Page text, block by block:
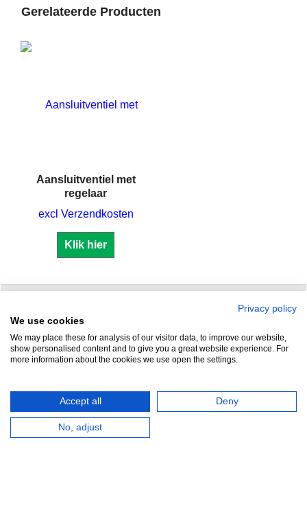
Gerelateerde Producten
Aansluitventiel met
regelaar
excl Verzendkosten
Klik hier
Zuidersluisweg 42
8243 RC Lelystad
Tel: +31(0)320
253161
Privacy policy
We use cookies
We may place these for analysis of our visitor data, to improve our website,
show personalised content and to give you a great website experience. For
more information about the cookies we use open the settings.
Accept all Deny
No, adjust